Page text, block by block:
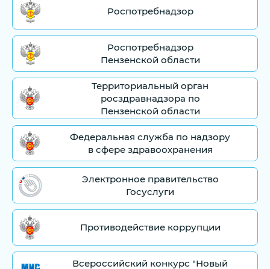
Роспотребнадзор
Роспотребнадзор
Пензенской области
Территориальный орган
росздравнадзора по
Пензенской области
Федеральная служба по надзору
в сфере здравоохранения
Электронное правительство
Госуслуги
Противодействие коррупции
Всероссийский конкурс "Новый